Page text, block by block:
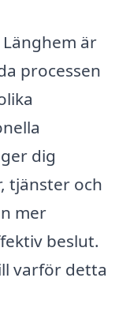
är
processen
dig
tjänster och
mer
beslut.
varför detta